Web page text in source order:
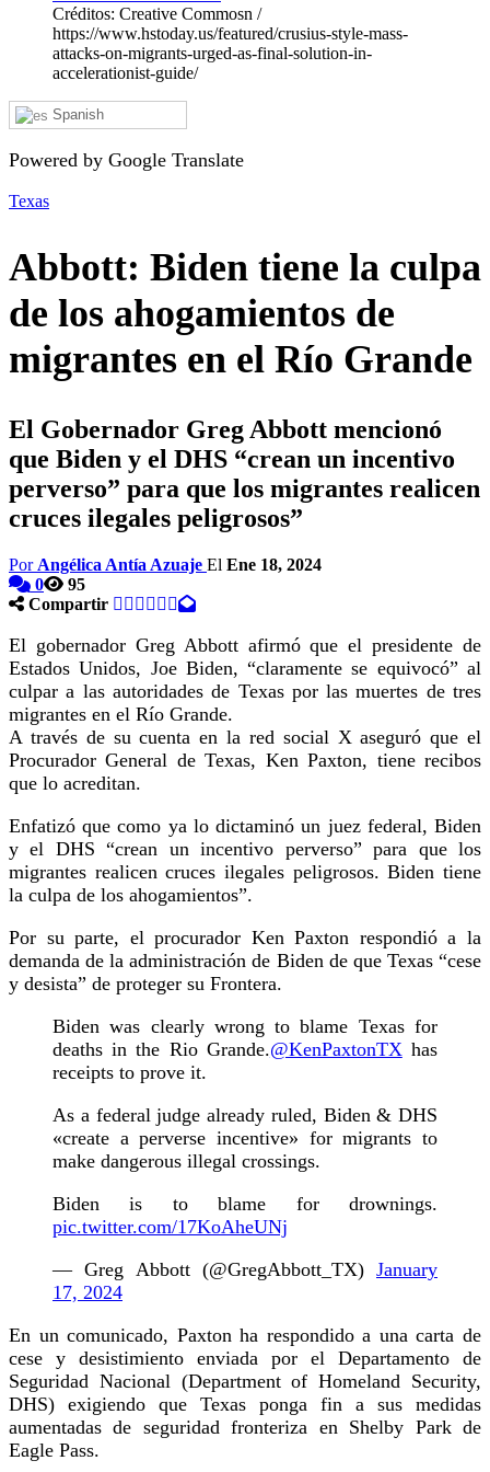
Créditos: Creative Commosn /
https://www.hstoday.us/featured/crusius-style-mass-
attacks-on-migrants-urged-as-final-solution-in-
accelerationist-guide/
Spanish
Powered by Google Translate
Texas
Abbott: Biden tiene la culpa
de los ahogamientos de
migrantes en el Río Grande
El Gobernador Greg Abbott mencionó
que Biden y el DHS “crean un incentivo
perverso” para que los migrantes realicen
cruces ilegales peligrosos”
Por Angélica Antía Azuaje El Ene 18, 2024
0
95
Compartir
El gobernador Greg Abbott afirmó que el presidente de
Estados Unidos, Joe Biden, “claramente se equivocó” al
culpar a las autoridades de Texas por las muertes de tres
migrantes en el Río Grande.
A través de su cuenta en la red social X aseguró que el
Procurador General de Texas, Ken Paxton, tiene recibos
que lo acreditan.
Enfatizó que como ya lo dictaminó un juez federal, Biden
y el DHS “crean un incentivo perverso” para que los
migrantes realicen cruces ilegales peligrosos. Biden tiene
la culpa de los ahogamientos”.
Por su parte, el procurador Ken Paxton respondió a la
demanda de la administración de Biden de que Texas “cese
y desista” de proteger su Frontera.
Biden was clearly wrong to blame Texas for
deaths in the Rio Grande.@KenPaxtonTX has
receipts to prove it.
As a federal judge already ruled, Biden & DHS
«create a perverse incentive» for migrants to
make dangerous illegal crossings.
Biden is to blame for drownings.
pic.twitter.com/17KoAheUNj
— Greg Abbott (@GregAbbott_TX) January
17, 2024
En un comunicado, Paxton ha respondido a una carta de
cese y desistimiento enviada por el Departamento de
Seguridad Nacional (Department of Homeland Security,
DHS) exigiendo que Texas ponga fin a sus medidas
aumentadas de seguridad fronteriza en Shelby Park de
Eagle Pass.